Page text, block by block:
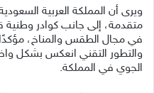
ويرى أن المملكة العربية
متقدمة، إلى جانب كوادر
في مجال الطقس والمناخ، مؤكدًا
والتطور التقني انعكس بشكل
الجوي في المملكة.